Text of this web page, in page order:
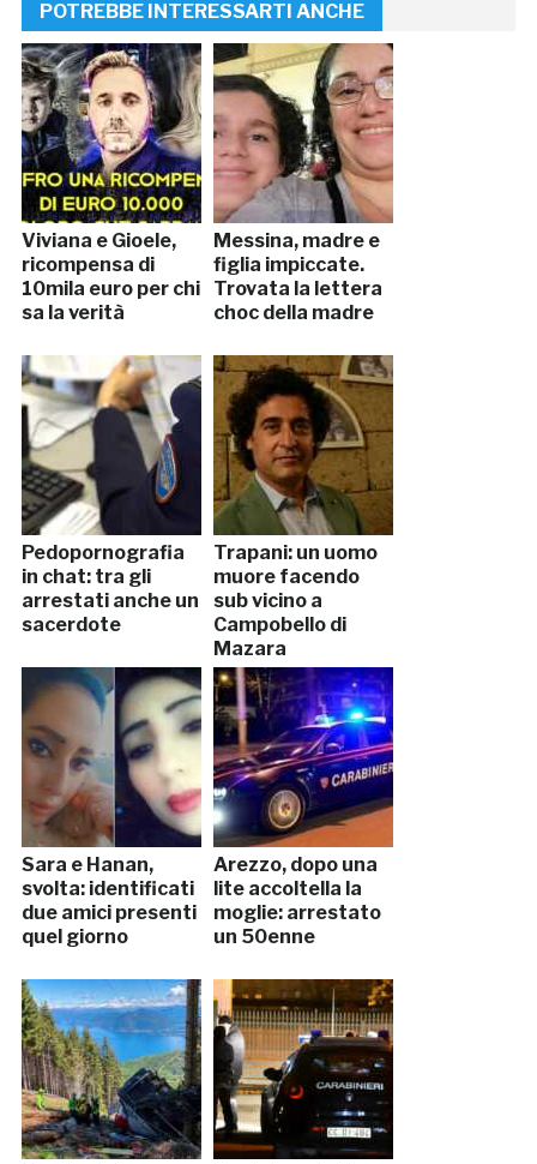
POTREBBE INTERESSARTI ANCHE
Viviana e Gioele,
ricompensa di
10mila euro per chi
sa la verità
Messina, madre e
figlia impiccate.
Trovata la lettera
choc della madre
Pedopornografia
in chat: tra gli
arrestati anche un
sacerdote
Trapani: un uomo
muore facendo
sub vicino a
Campobello di
Mazara
Sara e Hanan,
svolta: identificati
due amici presenti
quel giorno
Arezzo, dopo una
lite accoltella la
moglie: arrestato
un 50enne